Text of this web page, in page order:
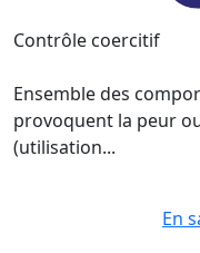
Contrôle coercitif
Ensemble des
provoquent la peur
(utilisation...
En